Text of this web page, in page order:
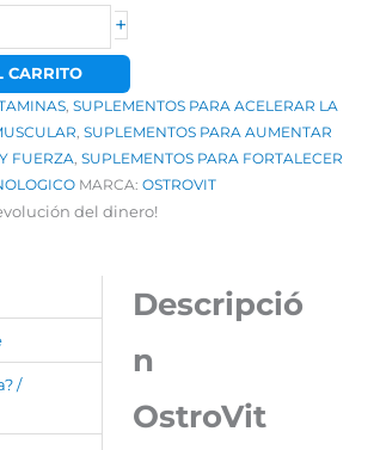
+
CARRITO
SUPLEMENTOS PARA ACELERAR LA
SUPLEMENTOS PARA AUMENTAR
FUERZA SUPLEMENTOS PARA FORTALECER
MARCA: OSTROVIT
del dinero!
/
Descripció
n
OstroVit